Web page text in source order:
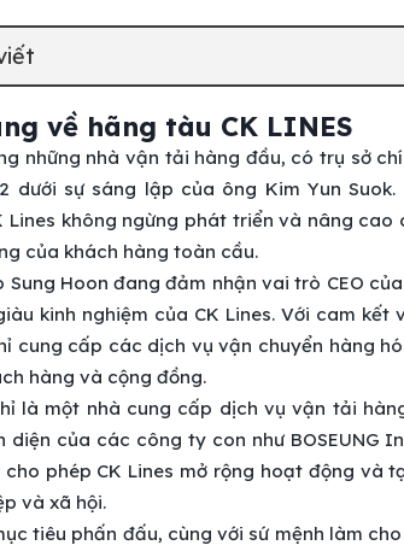
về hãng tàu CK LINES
những nhà vận tải hàng đầu, có trụ sở
dưới sự sáng lập của ông Kim Yun
Lines không ngừng phát triển và nâng
của khách hàng toàn cầu.
Sung Hoon đang đảm nhận vai trò CEO
kinh nghiệm của CK Lines. Với cam
cung cấp các dịch vụ vận chuyển hàng
hàng và cộng đồng.
là một nhà cung cấp dịch vụ vận tải
diện của các công ty con như BOSEUNG
phép CK Lines mở rộng hoạt động và
và xã hội.
tiêu phấn đấu, cùng với sứ mệnh làm